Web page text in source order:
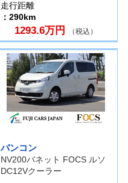
走行距離
：290km
1293.6万円 （税込）
バンコン
NV200バネット FOCS ルソ
DC12Vクーラー